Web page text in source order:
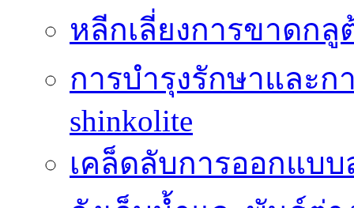
หลีกเลี่ยงการขาดก
การบำรุงรักษาและ
shinkolite
เคล็ดลับการออกแบ